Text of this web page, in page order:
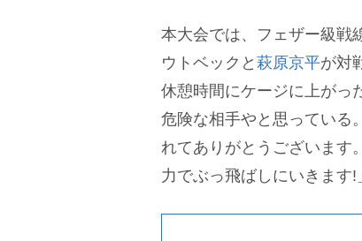
本大会では、フェザー級戦
ウトベックと 萩原京平が対
休憩時間にケージに上がっ
危険な相手やと思っている
れてありがとうございます
力でぶっ飛ばしにいきます!